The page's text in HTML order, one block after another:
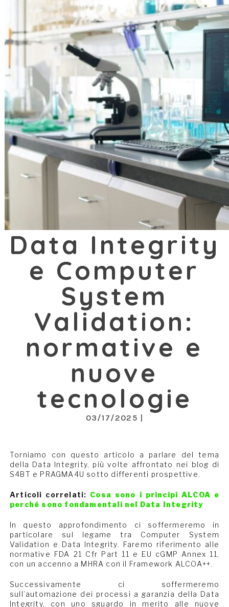
Data Integrity
e Computer
System
Validation:
normative e
nuove
tecnologie
03/17/2025 |
Torniamo con questo articolo a parlare del tema
della Data Integrity, più volte affrontato nei blog di
S4BT e PRAGMA4U sotto differenti prospettive.
Articoli correlati: Cosa sono i principi ALCOA e
perché sono fondamentali nel Data Integrity
In questo approfondimento ci soffermeremo in
particolare sul legame tra Computer System
Validation e Data Integrity. Faremo riferimento alle
normative FDA 21 Cfr Part 11 e EU cGMP Annex 11,
con un accenno a MHRA con il Framework ALCOA++.
Successivamente ci soffermeremo
sull’automazione dei processi a garanzia della Data
Integrity, con uno sguardo in merito alle nuove